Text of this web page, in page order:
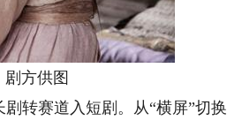
方供图
转赛道入短剧。从“横屏”切换